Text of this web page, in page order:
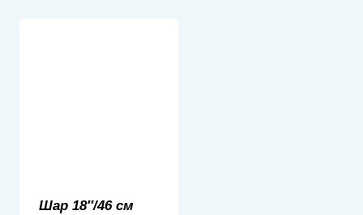
Шар 18″/46 см